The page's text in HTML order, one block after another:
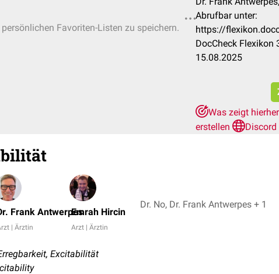
Favoriten-Listen zu speichern.
Abrufbar unter:
https://
DocCheck Flexikon
15.08.2025
Was zeigt hierher
erstellen
Discord
Frank Antwerpes
| Ärztin
Emrah Hircin
Arzt | Ärztin
Dr. No, Dr. Frank Antwerpes + 1
Excitabilität